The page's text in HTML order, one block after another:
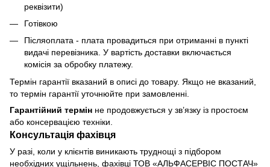
реквізити)
Готівкою
Післяоплата - плата провадиться при отриманні в пункті
видачі перевізника. У вартість доставки включається
комісія за обробку платежу.
Термін гарантії вказаний в описі до товару. Якщо не вказаний,
то термін гарантії уточнюйте при замовленні.
Гарантійний термін не продовжується у зв’язку із простоєм
або консервацією техніки.
Консультація фахівця
У разі, коли у клієнтів виникають труднощі з підбором
необхідних ущільнень, фахівці ТОВ «АЛЬФАСЕРВІС ПОСТАЧ»